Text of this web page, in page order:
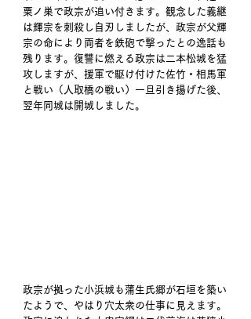
粟ノ巣で政宗が追い付きます。観念した義継
は輝宗を刺殺し自刃しましたが、政宗が父輝
宗の命により両者を鉄砲で撃ったとの逸話も
残ります。復讐に燃える政宗は二本松城を猛
攻しますが、援軍で駆け付けた佐竹・相馬軍
と戦い（人取橋の戦い）一旦引き揚げた後、
翌年同城は開城しました。
政宗が拠った小浜城も蒲生氏郷が石垣を築い
たようで、やはり穴太衆の仕事に見えます。